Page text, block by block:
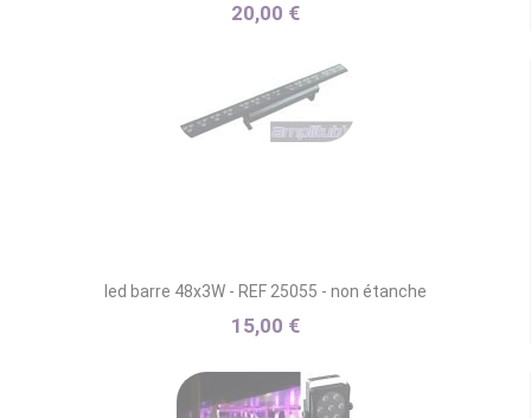
20,00 €
led barre 48x3W - REF 25055 - non étanche
15,00 €